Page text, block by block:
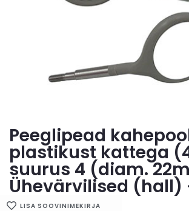
Peeglipead
plastikust kattega
suurus 4 (diam.
Ühevärvilised (hall)
LISA SOOVINIMEKIRJA